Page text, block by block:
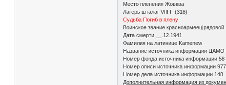
Место пленения Жовква
Лагерь шталаг VIII F (318)
Судьба Погиб в плену
Воинское звание красноармеец|рядовой
Дата смерти __.12.1941
Фамилия на латинице Kamenew
Название источника информации ЦАМО
Номер фонда источника информации 58
Номер описи источника информации
Номер дела источника информации 148
Дополнительная информация из